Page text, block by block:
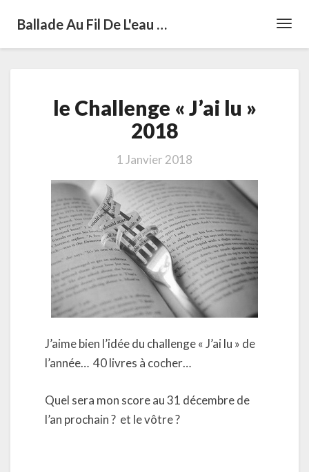
Ballade Au Fil De L'eau …
Challenge
« J’ai
lu »
le Challenge « J’ai lu »
2018
1 Janvier 2018
J’aime bien l’idée du challenge « J’ai lu » de
l’année… 40 livres à cocher…
Quel sera mon score au 31 décembre de
l’an prochain ? et le vôtre ?